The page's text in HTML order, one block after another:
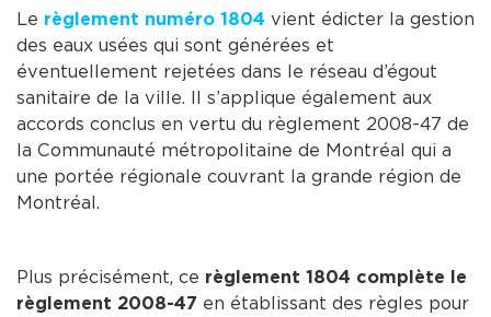
Le règlement numéro 1804 vient édicter la gestion
des eaux usées qui sont générées et
éventuellement rejetées dans le réseau d’égout
sanitaire de la ville. Il s’applique également aux
accords conclus en vertu du règlement 2008-47 de
la Communauté métropolitaine de Montréal qui a
une portée régionale couvrant la grande région de
Montréal.
Plus précisément, ce règlement 1804 complète le
règlement 2008-47 en établissant des règles pour